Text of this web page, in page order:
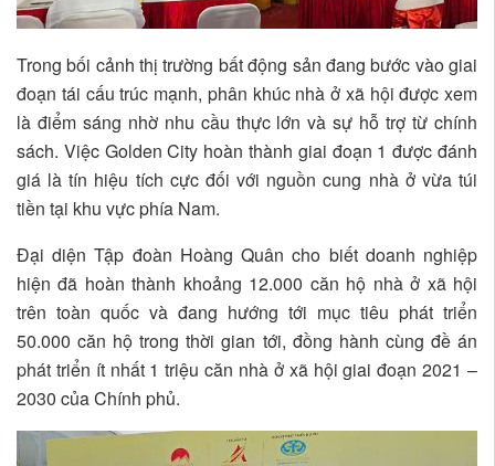
Trong bối cảnh thị trường bất động sản đang bước vào giai
đoạn tái cấu trúc mạnh, phân khúc nhà ở xã hội được xem
là điểm sáng nhờ nhu cầu thực lớn và sự hỗ trợ từ chính
sách. Việc Golden City hoàn thành giai đoạn 1 được đánh
giá là tín hiệu tích cực đối với nguồn cung nhà ở vừa túi
tiền tại khu vực phía Nam.
Đại diện Tập đoàn Hoàng Quân cho biết doanh nghiệp
hiện đã hoàn thành khoảng 12.000 căn hộ nhà ở xã hội
trên toàn quốc và đang hướng tới mục tiêu phát triển
50.000 căn hộ trong thời gian tới, đồng hành cùng đề án
phát triển ít nhất 1 triệu căn nhà ở xã hội giai đoạn 2021 –
2030 của Chính phủ.